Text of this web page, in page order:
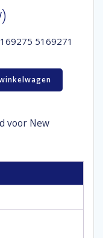
5169271
voor New